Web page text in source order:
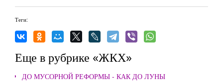
Теги:
Еще в рубрике «ЖКХ»
ДО МУСОРНОЙ РЕФОРМЫ - КАК ДО ЛУНЫ